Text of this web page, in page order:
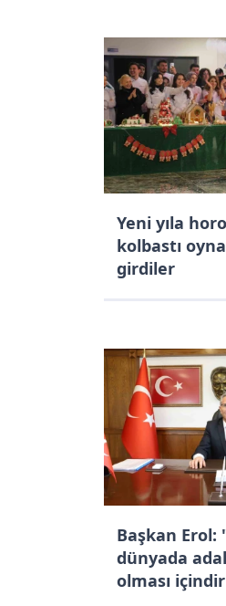
Yeni yıla
kolbastı
girdiler
Başkan Erol:
dünyada
olması